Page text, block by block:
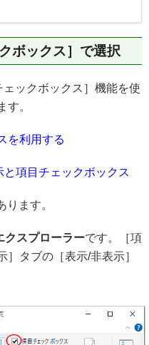
ボックス］で選択
ックボックス］機能を使
す。
を利用する
項目チェックボックス
ます。
スプローラーです。［項
］タブの［表示/非表示］